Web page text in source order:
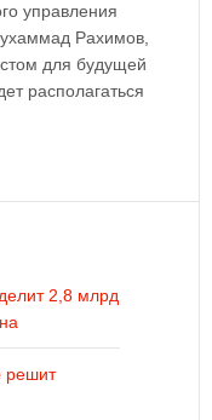
управления
Рахимов,
для будущей
располагаться
2,8 млрд
решит